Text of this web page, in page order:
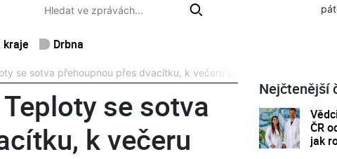
kraje Drbna
se sotva přehoupnou přes dvacítku, k večeru přestane pršet
Teploty se sotva
k večeru
Nejčtenější
ČR
jak